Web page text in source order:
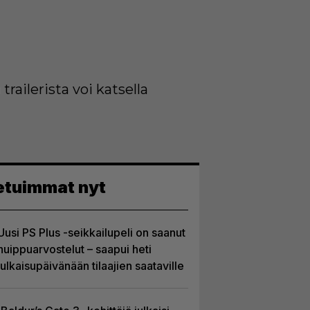
voi katsella
nyt
PS Plus -seikkailupeli on saanut
– saapui heti
tilaajien saataville